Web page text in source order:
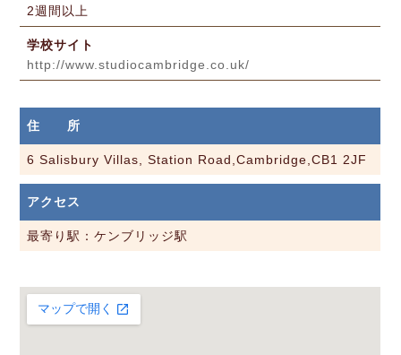
2週間以上
学校サイト
http://www.studiocambridge.co.uk/
住 所
6 Salisbury Villas, Station Road,Cambridge,CB1 2JF
アクセス
最寄り駅：ケンブリッジ駅